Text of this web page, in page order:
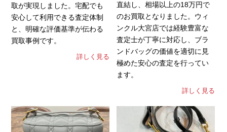
取が実現しました。宅配でも
安心して利用できる査定体制
と、明確な評価基準が伝わる
買取事例です。
詳しく見る
直結し、相場以上の18万円で
のお買取となりました。ウィ
ンクル大宮店では経験豊富な
査定士が丁寧に対応し、ブラ
ンドバッグの価値を適切に見
極めた安心の査定を行ってい
ます。
詳しく見る